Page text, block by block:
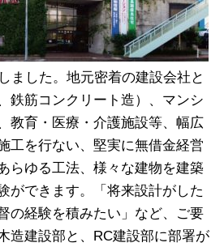
ました。地元密着の建設会社と
鉄筋コンクリート造）、マンシ
教育・医療・介護施設等、幅広
工を行ない、堅実に無借金経営
らゆる工法、様々な建物を建築
ができます。「将来設計がした
の経験を積みたい」など、ご要
造建設部と、RC建設部に部署が